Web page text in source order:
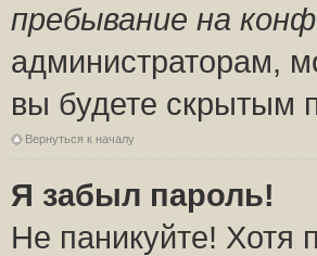
пребывание на
администраторам,
вы будете скрытым
Вернуться к началу
Я забыл пароль!
Не паникуйте! Хотя